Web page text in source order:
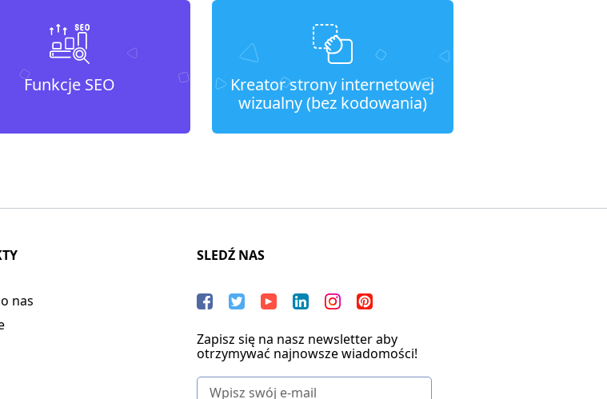
Funkcje SEO
Kreator strony internetowej
wizualny (bez kodowania)
nas
SLEDŹ NAS
Zapisz się na nasz newsletter aby
otrzymywać najnowsze wiadomości!